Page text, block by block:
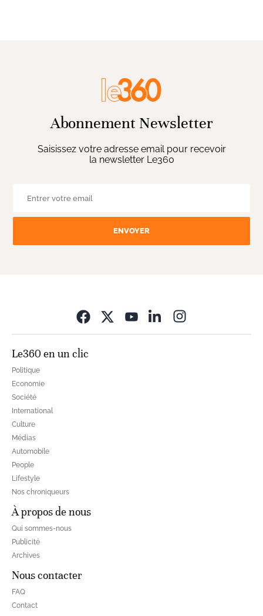
Abonnement Newsletter
Saisissez votre adresse email pour recevoir
la newsletter Le360
ENVOYER
Le360 en un clic
Politique
Economie
Société
International
Culture
Médias
Automobile
People
Lifestyle
Nos chroniqueurs
À propos de nous
Qui sommes-nous
Publicité
Archives
Nous contacter
FAQ
Contact